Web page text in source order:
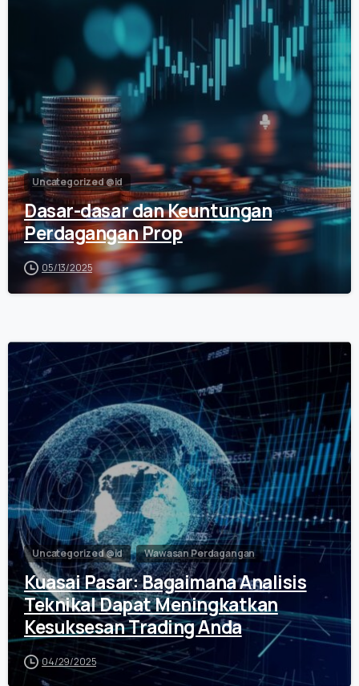
Uncategorized @id
Dasar-dasar dan Keuntungan
Perdagangan Prop
05/13/2025
0
Uncategorized @id Wawasan Perdagangan
Kuasai Pasar: Bagaimana Analisis
Teknikal Dapat Meningkatkan
Kesuksesan Trading Anda
04/29/2025